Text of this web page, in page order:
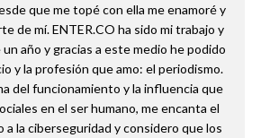
que me topé con ella me enamoré y
de mí. ENTER.CO ha sido mi trabajo y
año y gracias a este medio he podido
y la profesión que amo: el periodismo.
del funcionamiento y la influencia que
en el ser humano, me encanta el
a la ciberseguridad y considero que los